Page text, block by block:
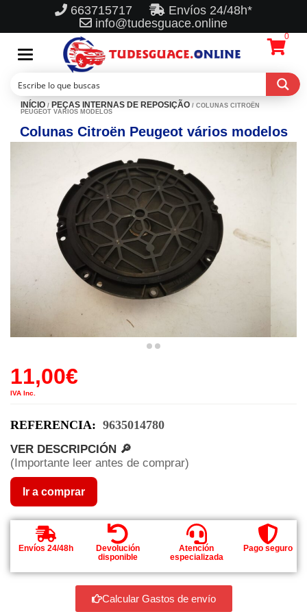
663715717
Envíos 24/48h*
info@tudesguace.online
Toggle
navigation
0
INÍCIO / PEÇAS INTERNAS DE REPOSIÇÃO / COLUNAS CITROËN
PEUGEOT VÁRIOS MODELOS
Colunas Citroën Peugeot vários modelos
11,00€
IVA Inc.
REFERENCIA: 9635014780
VER DESCRIPCIÓN 🔎
(Importante leer antes de comprar)
Ir a comprar
Envíos 24/48h
Devolución
disponible
Atención
especializada
Pago seguro
Calcular Gastos de envío